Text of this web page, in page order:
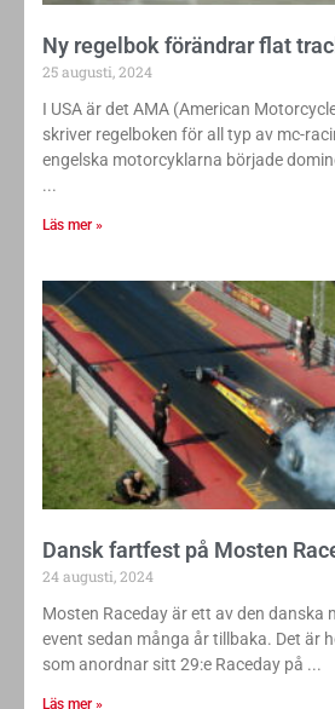
Ny regelbok förändrar flat
25 augusti, 2024
I USA är det AMA (American
skriver regelboken för all typ av mc-
engelska motorcyklarna började
Läs mer »
Dansk fartfest på Mosten
24 augusti, 2024
Mosten Raceday är ett av den danska
event sedan många år tillbaka. Det är
som anordnar sitt 29:e Raceday på
Läs mer »